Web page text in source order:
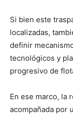
Si bien este
localizadas,
definir
tecnológicos y
progresivo de
En ese marco, la
acompañada por